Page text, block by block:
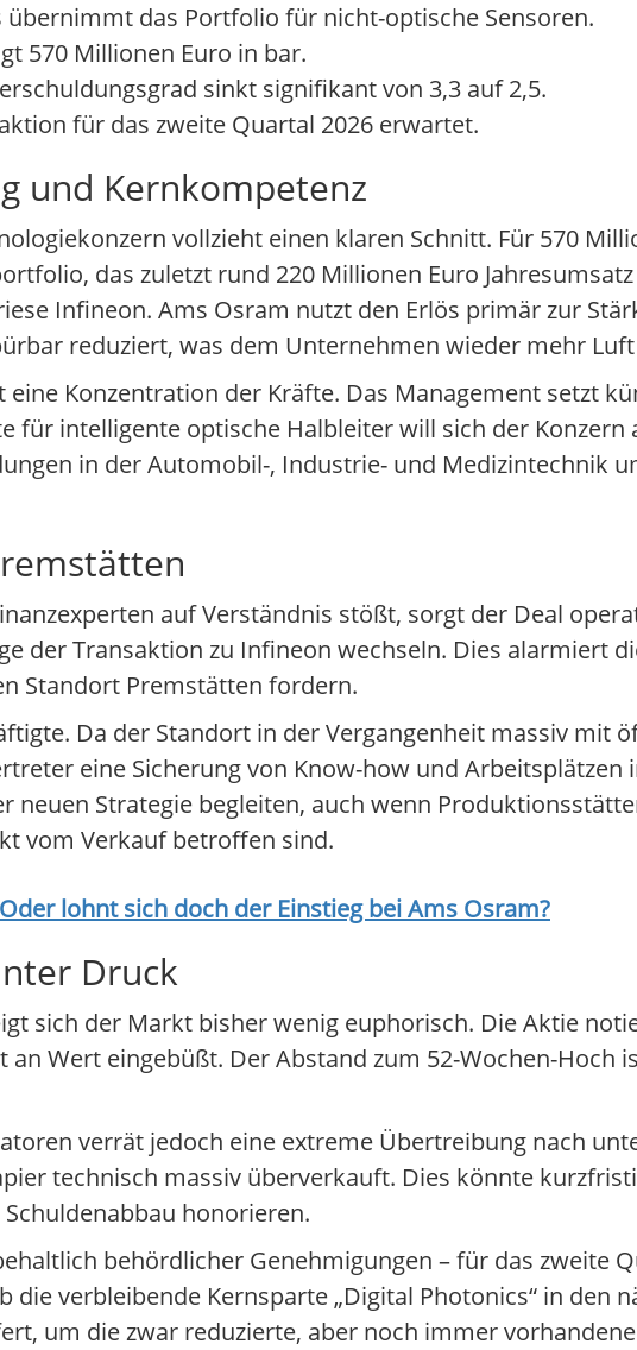
übernimmt das Portfolio für nicht-optische Sensoren.
570 Millionen Euro in bar.
sinkt signifikant von 3,3 auf 2,5.
für das zweite Quartal 2026 erwartet.
und Kernkompetenz
vollzieht einen klaren Schnitt. Für 570
das zuletzt rund 220 Millionen Euro
Infineon. Ams Osram nutzt den Erlös primär zur
reduziert, was dem Unternehmen wieder mehr
Konzentration der Kräfte. Das Management setzt
für intelligente optische Halbleiter will sich der
in der Automobil-, Industrie- und Medizintechnik
auf Verständnis stößt, sorgt der Deal
der Transaktion zu Infineon wechseln. Dies alarmiert
Standort Premstätten fordern.
Da der Standort in der Vergangenheit massiv mit
eine Sicherung von Know-how und Arbeitsplätzen
neuen Strategie begleiten, auch wenn
vom Verkauf betroffen sind.
lohnt sich doch der Einstieg beiAms Osram?
Druck
sich der Markt bisher wenig euphorisch. Die Aktie
an Wert eingebüßt. Der Abstand zum 52-Wochen-Hoch
verrät jedoch eine extreme Übertreibung nach
technisch massiv überverkauft. Dies könnte
honorieren.
behördlicher Genehmigungen – für das zweite
die verbleibende Kernsparte „Digital Photonics“ in den
um die zwar reduzierte, aber noch immer